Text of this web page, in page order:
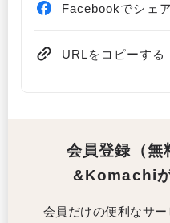
Facebookでシェ
URLをコピーする
会員登録（無
&Komachiが
会員だけの便利なサ